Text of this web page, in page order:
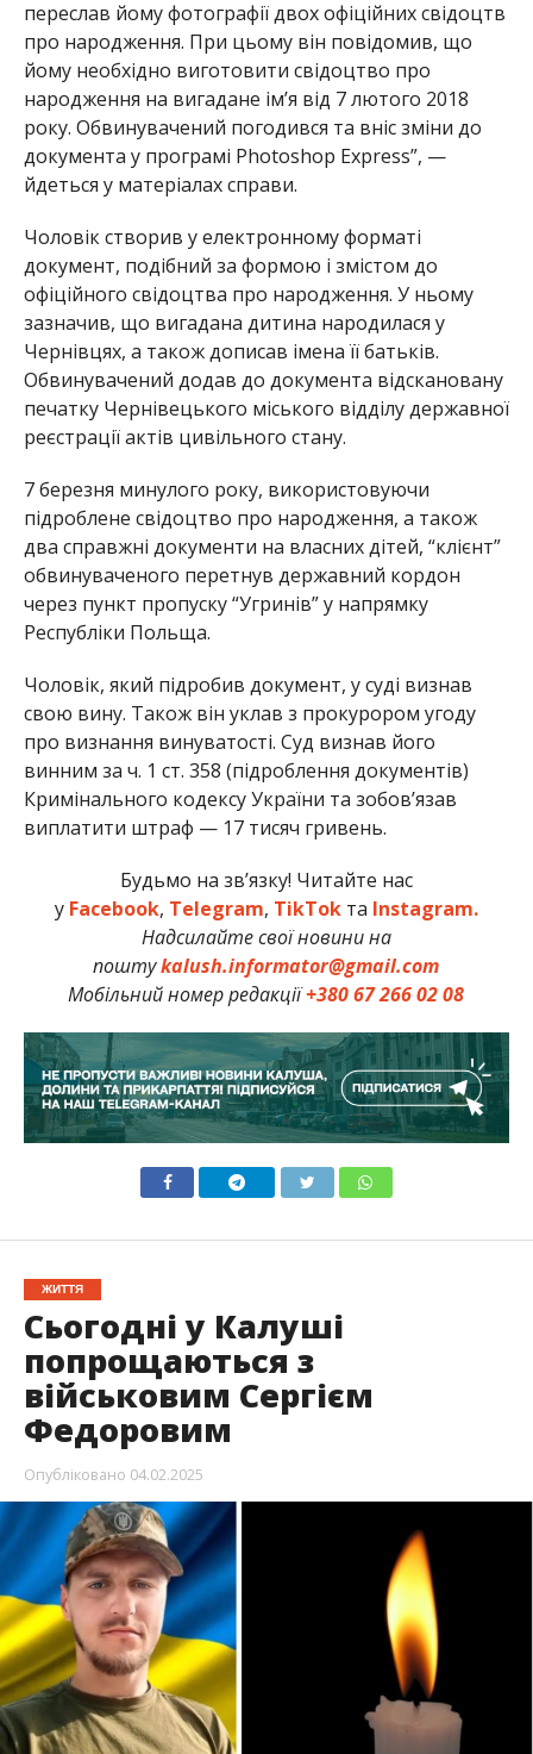
переслав йому фотографії двох офіційних свідоцтв
про народження. При цьому він повідомив, що
йому необхідно виготовити свідоцтво про
народження на вигадане ім’я від 7 лютого 2018
року. Обвинувачений погодився та вніс зміни до
документа у програмі Photoshop Express”, —
йдеться у матеріалах справи.
Чоловік створив у електронному форматі
документ, подібний за формою і змістом до
офіційного свідоцтва про народження. У ньому
зазначив, що вигадана дитина народилася у
Чернівцях, а також дописав імена її батьків.
Обвинувачений додав до документа відскановану
печатку Чернівецького міського відділу державної
реєстрації актів цивільного стану.
7 березня минулого року, використовуючи
підроблене свідоцтво про народження, а також
два справжні документи на власних дітей, “клієнт”
обвинуваченого перетнув державний кордон
через пункт пропуску “Угринів” у напрямку
Республіки Польща.
Чоловік, який підробив документ, у суді визнав
свою вину. Також він уклав з прокурором угоду
про визнання винуватості. Суд визнав його
винним за ч. 1 ст. 358 (підроблення документів)
Кримінального кодексу України та зобов’язав
виплатити штраф — 17 тисяч гривень.
Будьмо на зв’язку! Читайте нас
у Facebook, Telegram, TikTokта Instagram.
Надсилайте свої новини на
поштуkalush.informator@gmail.com
Мобільний номер редакції+380 67 266 02 08
ЖИТТЯ
Сьогодні у Калуші
попрощаються з
військовим Сергієм
Федоровим
Опубліковано 04.02.2025